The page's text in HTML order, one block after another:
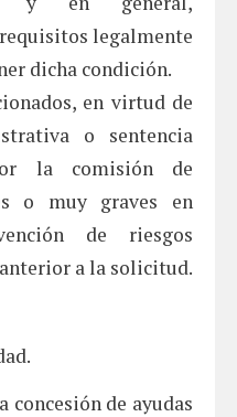
legalmente
dicha condición.
en virtud de
o sentencia
la comisión de
o muy graves en
de riesgos
a la solicitud.
de ayudas